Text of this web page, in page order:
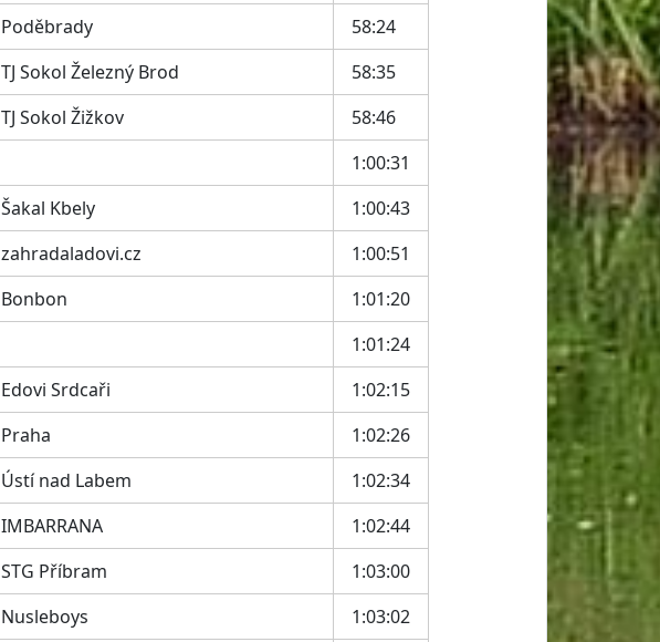
Poděbrady
58:24
TJ Sokol Železný Brod
58:35
TJ Sokol Žižkov
58:46
1:00:31
Šakal Kbely
1:00:43
zahradaladovi.cz
1:00:51
Bonbon
1:01:20
1:01:24
Edovi Srdcaři
1:02:15
Praha
1:02:26
Ústí nad Labem
1:02:34
IMBARRANA
1:02:44
STG Příbram
1:03:00
Nusleboys
1:03:02